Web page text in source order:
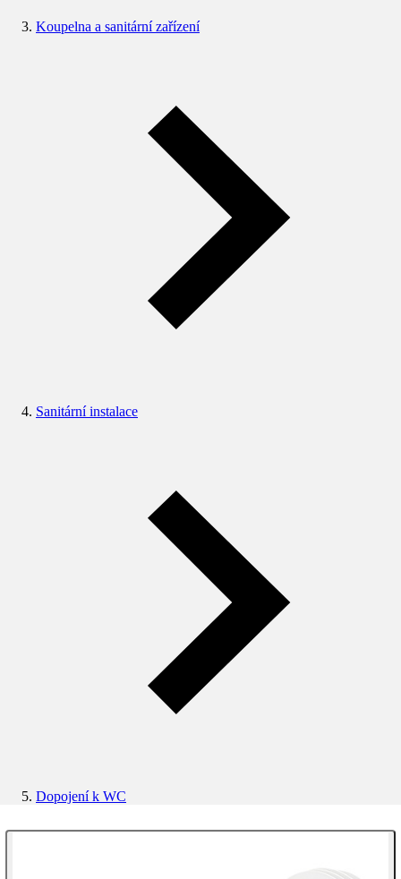
Koupelna a sanitární zařízení
Sanitární instalace
Dopojení k WC